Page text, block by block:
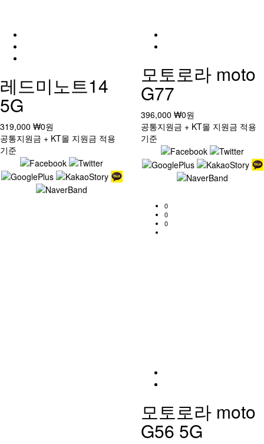
레드미노트14
5G
319,000 ₩0원
공통지원금 + KT몰 지원금 적용
기준
모토로라 moto
G77
396,000 ₩0원
공통지원금 + KT몰 지원금 적용
기준
0
0
0
모토로라 moto
G56 5G